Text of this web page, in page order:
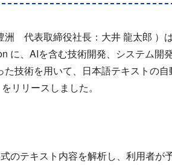
代表取締役社長：大井 龍太郎 ）
に、AIを含む技術開発、システム開
技術を用いて、日本語テキストの
リリースしました。
のテキスト内容を解析し、利用者が